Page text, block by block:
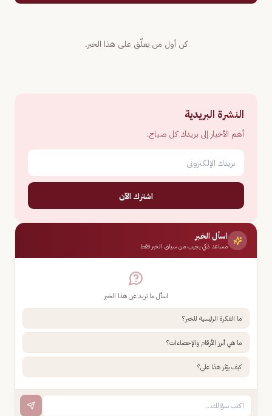
كن أول من يعلّق على هذا الخبر.
النشرة البريدية
أهم الأخبار إلى بريدك كل صباح.
اشترك الآن
اسأل الخبر
مساعد ذكي يجيب من سياق الخبر فقط
اسأل ما تريد عن هذا الخبر
ما الفكرة الرئيسية للخبر؟
ما هي أبرز الأرقام والإحصاءات؟
كيف يؤثر هذا علي؟